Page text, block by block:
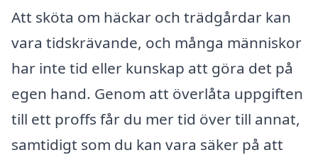
Att sköta om häckar och trädgårdar kan
vara tidskrävande, och många människor
har inte tid eller kunskap att göra det på
egen hand. Genom att överlåta uppgiften
till ett proffs får du mer tid över till annat,
samtidigt som du kan vara säker på att